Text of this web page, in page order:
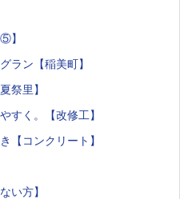
】
ラン【稲美町】
祭里】
すく。【改修工】
【コンクリート】
い方】